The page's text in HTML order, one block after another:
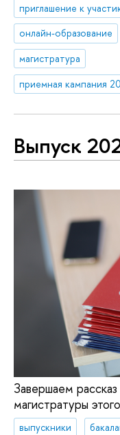
приглашение к
онлайн-образование
магистратура
приемная кампания
Выпуск
Завершаем
магистратуры
выпускники